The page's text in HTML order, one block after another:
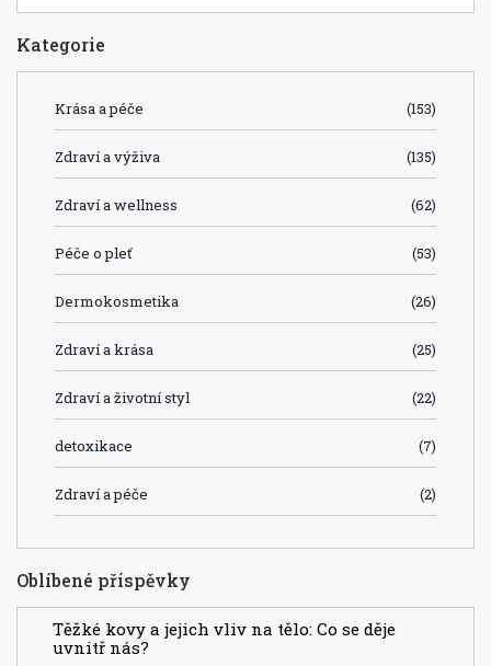
Kategorie
Krása a péče (153)
Zdraví a výživa (135)
Zdraví a wellness (62)
Péče o pleť (53)
Dermokosmetika (26)
Zdraví a krása (25)
Zdraví a životní styl (22)
detoxikace (7)
Zdraví a péče (2)
Oblíbené příspěvky
Těžké kovy a jejich vliv na tělo: Co se děje
uvnitř nás?